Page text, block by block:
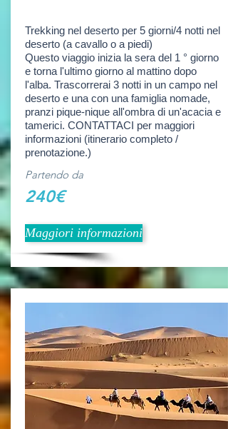
Trekking nel deserto per 5 giorni/4 notti nel
deserto (a cavallo o a piedi)
Questo viaggio inizia la sera del 1 ° giorno
e torna l'ultimo giorno al mattino dopo
l'alba. Trascorrerai 3 notti in un campo nel
deserto e una con una famiglia nomade,
pranzi pique-nique all'ombra di un'acacia e
tamerici. CONTATTACI per maggiori
informazioni (itinerario completo /
prenotazione.)
Partendo da
240€
Maggiori informazioni